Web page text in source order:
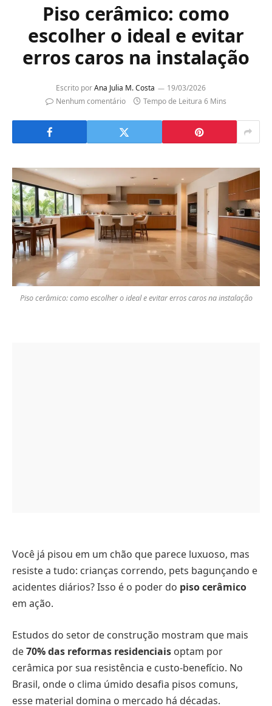
Piso cerâmico: como
escolher o ideal e evitar
erros caros na instalação
Escrito por Ana Julia M. Costa
19/03/2026
Nenhum comentário
Tempo de Leitura 6 Mins
Piso cerâmico: como escolher o ideal e evitar erros caros na instalação
Você já pisou em um chão que parece luxuoso, mas
resiste a tudo: crianças correndo, pets bagunçando e
acidentes diários? Isso é o poder do piso cerâmico
em ação.
Estudos do setor de construção mostram que mais
de70% das reformas residenciais optam por
cerâmica por sua resistência e custo-benefício. No
Brasil, onde o clima úmido desafia pisos comuns,
esse material domina o mercado há décadas.